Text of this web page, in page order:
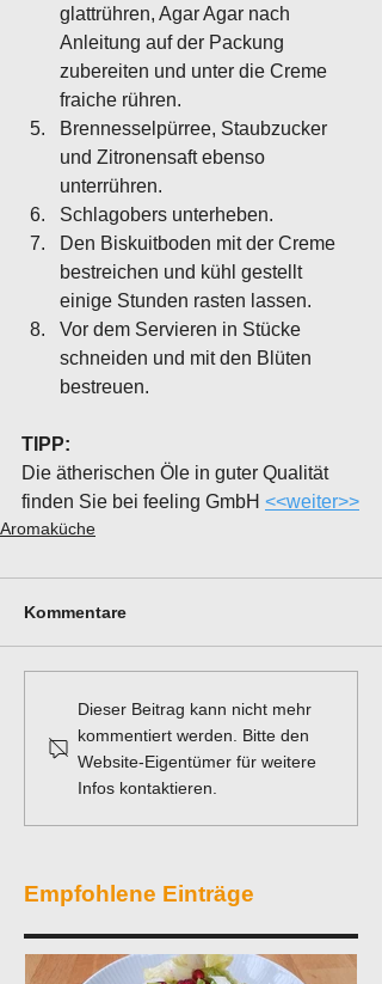
glattrühren, Agar Agar nach
Anleitung auf der Packung
zubereiten und unter die Creme
fraiche rühren.
Brennesselpürree, Staubzucker
und Zitronensaft ebenso
unterrühren.
Schlagobers unterheben.
Den Biskuitboden mit der Creme
bestreichen und kühl gestellt
einige Stunden rasten lassen.
Vor dem Servieren in Stücke
schneiden und mit den Blüten
bestreuen.
TIPP:
Die ätherischen Öle in guter Qualität
finden Sie bei feeling GmbH <<weiter>>
Aromaküche
Kommentare
Dieser Beitrag kann nicht mehr
kommentiert werden. Bitte den
Website-Eigentümer für weitere
Infos kontaktieren.
Empfohlene Einträge